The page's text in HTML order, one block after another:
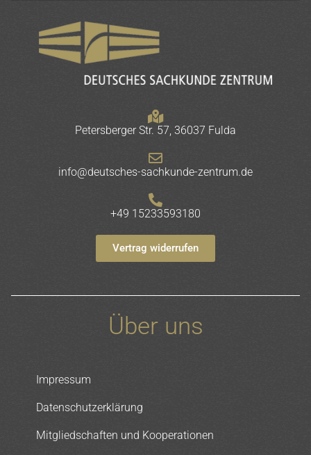
Petersberger Str. 57, 36037 Fulda
info@deutsches-sachkunde-zentrum.de
+49 15233593180
Vertrag widerrufen
Über uns
Impressum
Datenschutzerklärung
Mitgliedschaften und Kooperationen